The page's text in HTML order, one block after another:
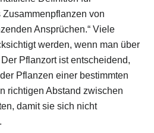
Zusammenpflanzen von
Ansprüchen.“ Viele
werden, wenn man über
Pflanzort ist entscheidend,
Pflanzen einer bestimmten
richtigen Abstand zwischen
damit sie sich nicht